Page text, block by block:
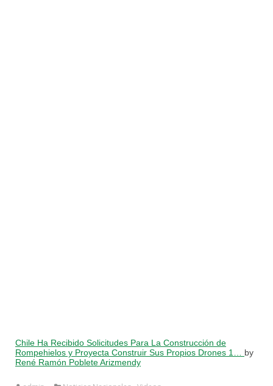
Chile Ha Recibido Solicitudes Para La Construcción de
Rompehielos y Proyecta Construir Sus Propios Drones 1… by
René Ramón Poblete Arizmendy